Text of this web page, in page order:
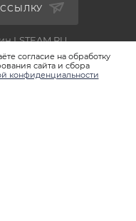
согласие на обработку
сайта и сбора
конфиденциальности
LSTEAM.RU